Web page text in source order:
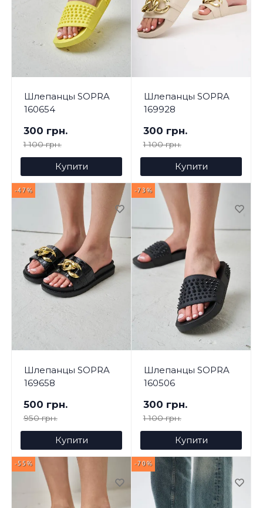
Шлепанцы SOPRA
160654
300 грн.
1 100 грн.
Купити
Шлепанцы SOPRA
169928
300 грн.
1 100 грн.
Купити
-47%
Шлепанцы SOPRA
169658
500 грн.
950 грн.
Купити
-73%
Шлепанцы SOPRA
160506
300 грн.
1 100 грн.
Купити
-55% -70%